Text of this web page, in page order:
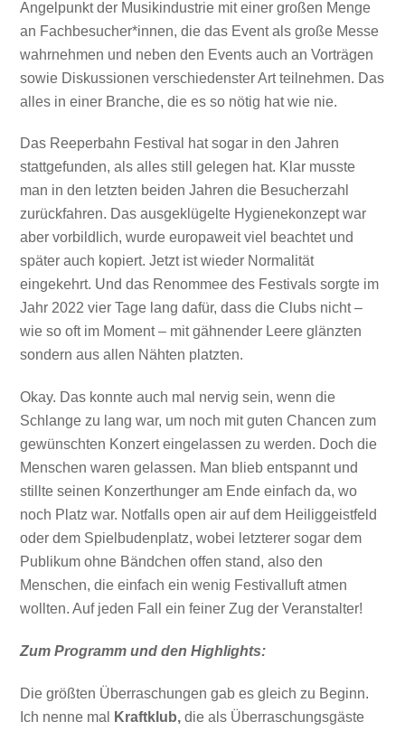
Angelpunkt der Musikindustrie mit einer großen Menge
an Fachbesucher*innen, die das Event als große Messe
wahrnehmen und neben den Events auch an Vorträgen
sowie Diskussionen verschiedenster Art teilnehmen. Das
alles in einer Branche, die es so nötig hat wie nie.
Das Reeperbahn Festival hat sogar in den Jahren
stattgefunden, als alles still gelegen hat. Klar musste
man in den letzten beiden Jahren die Besucherzahl
zurückfahren. Das ausgeklügelte Hygienekonzept war
aber vorbildlich, wurde europaweit viel beachtet und
später auch kopiert. Jetzt ist wieder Normalität
eingekehrt. Und das Renommee des Festivals sorgte im
Jahr 2022 vier Tage lang dafür, dass die Clubs nicht –
wie so oft im Moment – mit gähnender Leere glänzten
sondern aus allen Nähten platzten.
Okay. Das konnte auch mal nervig sein, wenn die
Schlange zu lang war, um noch mit guten Chancen zum
gewünschten Konzert eingelassen zu werden. Doch die
Menschen waren gelassen. Man blieb entspannt und
stillte seinen Konzerthunger am Ende einfach da, wo
noch Platz war. Notfalls open air auf dem Heiliggeistfeld
oder dem Spielbudenplatz, wobei letzterer sogar dem
Publikum ohne Bändchen offen stand, also den
Menschen, die einfach ein wenig Festivalluft atmen
wollten. Auf jeden Fall ein feiner Zug der Veranstalter!
Zum Programm und den Highlights:
Die größten Überraschungen gab es gleich zu Beginn.
Ich nenne mal
Kraftklub, die als Überraschungsgäste